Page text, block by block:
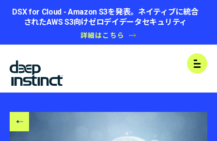
DSX for Cloud - Amazon S3を発表。ネイティブに統合
されたAWS S3向けゼロデイデータセキュリティ
詳細はこちら
A
C
K
T
O